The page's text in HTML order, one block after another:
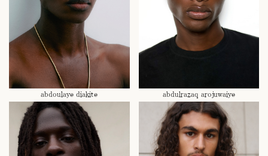
abdoulaye diakite abdulrazaq arojuwaiye